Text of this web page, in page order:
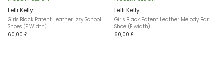
Lelli Kelly
Girls Black Patent Leather Izzy School
Shoes (F Width)
60,00 £
Lelli Kelly
Girls Black Patent Leather Melody Bar
Shoe (F width)
60,00 £